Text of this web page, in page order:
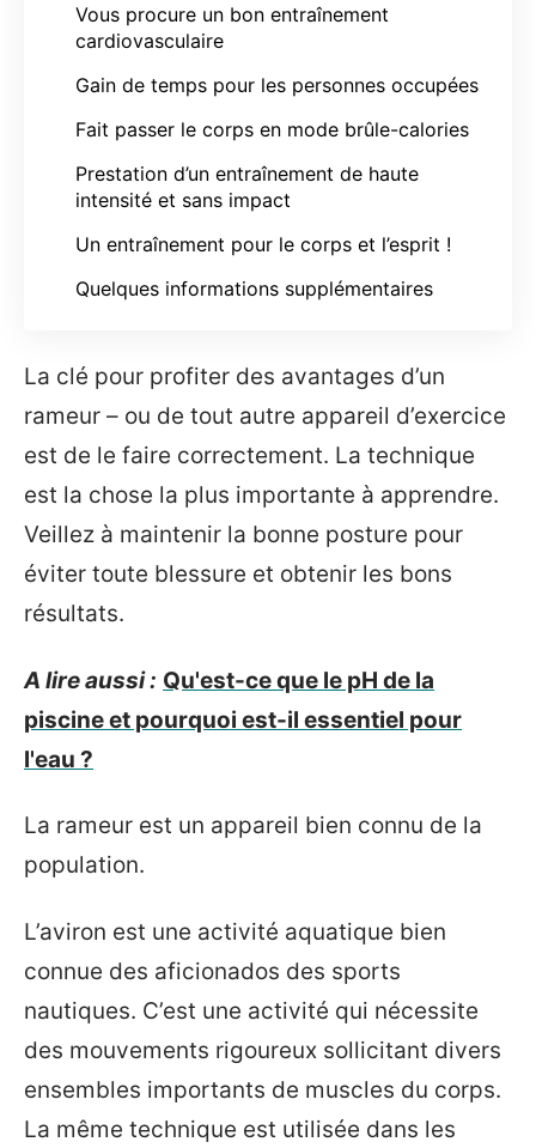
Vous procure un bon entraînement
cardiovasculaire
Gain de temps pour les personnes occupées
Fait passer le corps en mode brûle-calories
Prestation d’un entraînement de haute
intensité et sans impact
Un entraînement pour le corps et l’esprit !
Quelques informations supplémentaires
La clé pour profiter des avantages d’un
rameur – ou de tout autre appareil d’exercice
est de le faire correctement. La technique
est la chose la plus importante à apprendre.
Veillez à maintenir la bonne posture pour
éviter toute blessure et obtenir les bons
résultats.
A lire aussi : Qu'est-ce que le pH de la
piscine et pourquoi est-il essentiel pour
l'eau ?
La rameur est un appareil bien connu de la
population.
L’aviron est une activité aquatique bien
connue des aficionados des sports
nautiques. C’est une activité qui nécessite
des mouvements rigoureux sollicitant divers
ensembles importants de muscles du corps.
La même technique est utilisée dans les